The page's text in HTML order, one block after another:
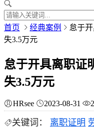
首页 经典案例
怠于
失3.5万元
怠于开具离职证
失3.5万元
HRsee 2023-08-31
关键词： 离职证明